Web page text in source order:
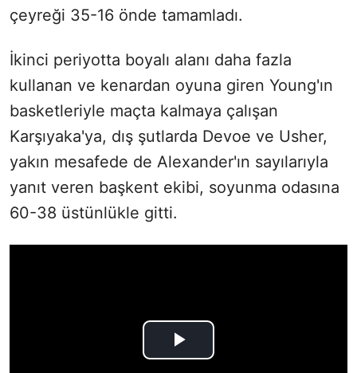
çeyreği 35-16 önde tamamladı.
İkinci periyotta boyalı alanı daha fazla
kullanan ve kenardan oyuna giren Young'ın
basketleriyle maçta kalmaya çalışan
Karşıyaka'ya, dış şutlarda Devoe ve Usher,
yakın mesafede de Alexander'ın sayılarıyla
yanıt veren başkent ekibi, soyunma odasına
60-38 üstünlükle gitti.